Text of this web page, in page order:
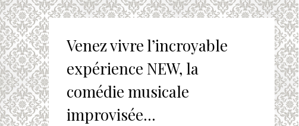
Venez vivre l’incroyable
expérience NEW, la
comédie musicale
improvisée…